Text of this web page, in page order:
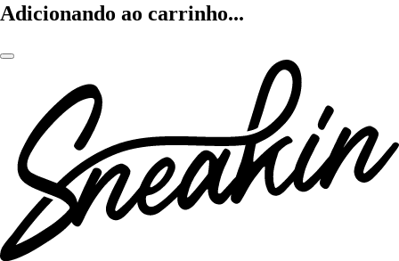
Adicionando ao carrinho...